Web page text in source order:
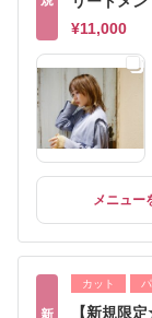
¥11,000
メニュー
新
カット
【新規限